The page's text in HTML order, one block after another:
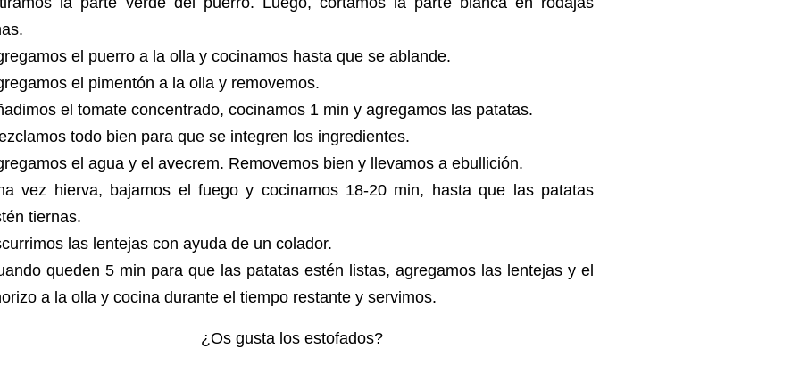
el puerro a la olla y cocinamos hasta que se ablande.
el pimentón a la olla y removemos.
el tomate concentrado, cocinamos 1 min y agregamos las patatas.
todo bien para que se integren los ingredientes.
el agua y el avecrem. Removemos bien y llevamos a ebullición.
vez hierva, bajamos el fuego y cocinamos 18-20 min, hasta que las patatas
tiernas.
las lentejas con ayuda de un colador.
queden 5 min para que las patatas estén listas, agregamos las lentejas y el
a la olla y cocina durante el tiempo restante y servimos.
¿Os gusta los estofados?